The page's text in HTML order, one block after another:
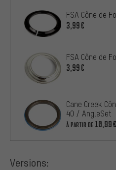
FSA Cône de
3,99€
FSA Cône de
3,99€
Cane Creek
40 / AngleSet
À PARTIR DE 10,99€
Versions: